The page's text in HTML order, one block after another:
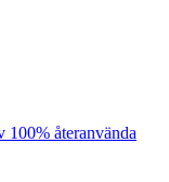
återanvända